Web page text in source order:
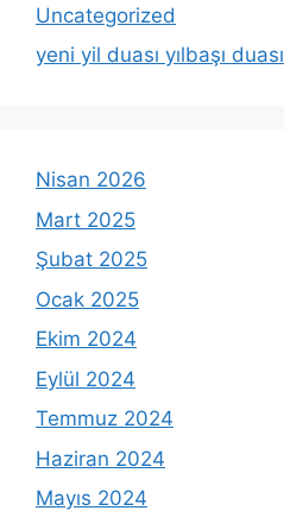
Uncategorized
yeni yil duası yılbaşı duası
Nisan 2026
Mart 2025
Şubat 2025
Ocak 2025
Ekim 2024
Eylül 2024
Temmuz 2024
Haziran 2024
Mayıs 2024